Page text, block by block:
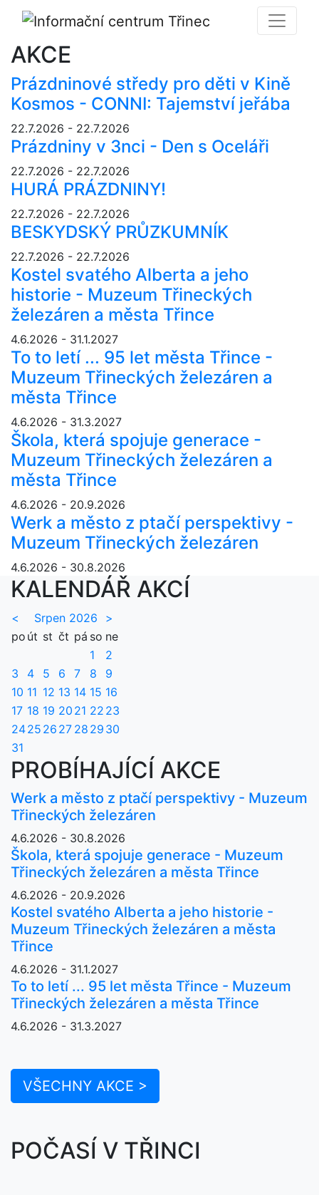
AKCE
Prázdninové středy pro děti v Kině
Kosmos - CONNI: Tajemství jeřába
22.7.2026 - 22.7.2026
Prázdniny v 3nci - Den s Oceláři
22.7.2026 - 22.7.2026
HURÁ PRÁZDNINY!
22.7.2026 - 22.7.2026
BESKYDSKÝ PRŮZKUMNÍK
22.7.2026 - 22.7.2026
Kostel svatého Alberta a jeho
historie - Muzeum Třineckých
železáren a města Třince
4.6.2026 - 31.1.2027
To to letí ... 95 let města Třince -
Muzeum Třineckých železáren a
města Třince
4.6.2026 - 31.3.2027
Škola, která spojuje generace -
Muzeum Třineckých železáren a
města Třince
4.6.2026 - 20.9.2026
Werk a město z ptačí perspektivy -
Muzeum Třineckých železáren
4.6.2026 - 30.8.2026
KALENDÁŘ AKCÍ
< Srpen 2026
>
po út st čt pá so ne
1
2
3
4 5 6 7 8
9
10 11 12 13 14 15 16
17 18 19 20 21 22 23
2425 26 27 28 29 30
31
PROBÍHAJÍCÍ AKCE
Werk a město z ptačí perspektivy - Muzeum
Třineckých železáren
4.6.2026 - 30.8.2026
Škola, která spojuje generace - Muzeum
Třineckých železáren a města Třince
4.6.2026 - 20.9.2026
Kostel svatého Alberta a jeho historie -
Muzeum Třineckých železáren a města
Třince
4.6.2026 - 31.1.2027
To to letí ... 95 let města Třince - Muzeum
Třineckých železáren a města Třince
4.6.2026 - 31.3.2027
VŠECHNY AKCE >
POČASÍ V TŘINCI